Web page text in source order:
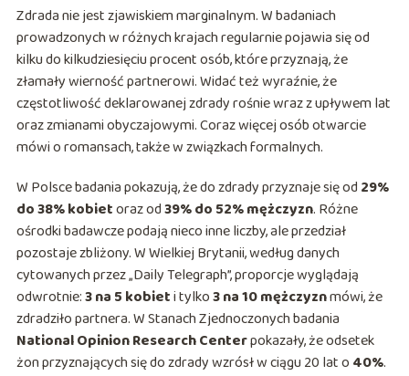
Zdrada nie jest zjawiskiem marginalnym. W badaniach
prowadzonych w różnych krajach regularnie pojawia się od
kilku do kilkudziesięciu procent osób, które przyznają, że
złamały wierność partnerowi. Widać też wyraźnie, że
częstotliwość deklarowanej zdrady rośnie wraz z upływem lat
oraz zmianami obyczajowymi. Coraz więcej osób otwarcie
mówi o romansach, także w związkach formalnych.
W Polsce badania pokazują, że do zdrady przyznaje się od 29%
do 38% kobietoraz od39% do 52% mężczyzn. Różne
ośrodki badawcze podają nieco inne liczby, ale przedział
pozostaje zbliżony. W Wielkiej Brytanii, według danych
cytowanych przez „Daily Telegraph”, proporcje wyglądają
odwrotnie:3 na 5 kobieti tylko3 na 10 mężczyznmówi, że
zdradziło partnera. W Stanach Zjednoczonych badania
National Opinion Research Centerpokazały, że odsetek
żon przyznających się do zdrady wzrósł w ciągu 20 lat o 40%.